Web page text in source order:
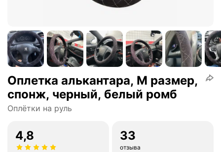
Оплетка алькантара, М размер,
спонж, черный, белый ромб
Оплётки на руль
4,8 33
отзыва